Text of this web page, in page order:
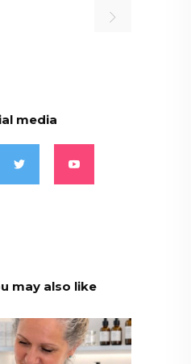
media
may also like